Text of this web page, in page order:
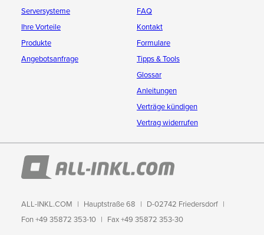
Serversysteme
Ihre Vorteile
Produkte
Angebotsanfrage
FAQ
Kontakt
Formulare
Tipps & Tools
Glossar
Anleitungen
Verträge kündigen
Vertrag widerrufen
ALL-INKL.COM Hauptstraße 68
D-02742 Friedersdorf
Fon +49 35872 353-10
Fax +49 35872 353-30